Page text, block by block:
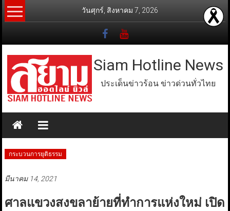
Skip
to
วันศุกร์, สิงหาคม 7, 2026
Siam Hotline News
ประเด็นข่าวร้อน ข่าวด่วนทั่วไทย
กระบวนการยุติธรรม
มีนาคม 14, 2021
ศาลแขวงสงขลาย้ายที่ทำการแห่งใหม่ เปิด